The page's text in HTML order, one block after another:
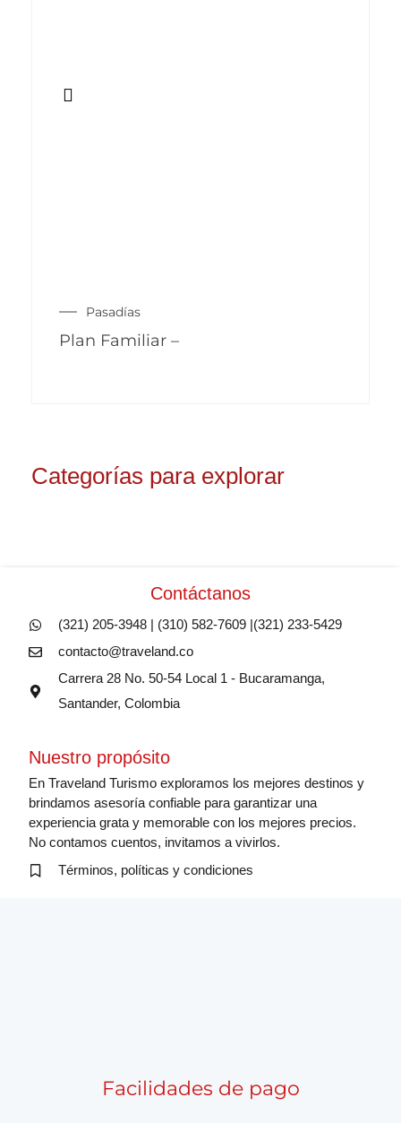
Pasadías
Plan Familiar –
Categorías para explorar
Contáctanos
(321) 205-3948 | (310) 582-7609 |(321) 233-5429
contacto@traveland.co
Carrera 28 No. 50-54 Local 1 - Bucaramanga,
Santander, Colombia
Nuestro propósito
En Traveland Turismo exploramos los mejores destinos y
brindamos asesoría confiable para garantizar una
experiencia grata y memorable con los mejores precios.
No contamos cuentos, invitamos a vivirlos.
Términos, políticas y condiciones
Facilidades de pago